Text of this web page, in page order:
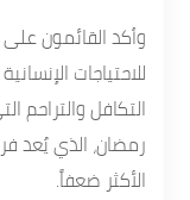
وأكد القائمون
للاحتياجات
التكافل والتراحم
رمضان، الذي يُعد
الأكثر ضعفاً.